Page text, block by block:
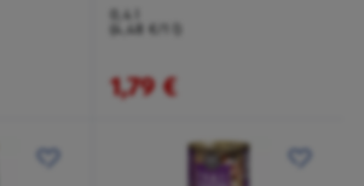
0,4 l
(4,48 €/1 l)
1,79 €